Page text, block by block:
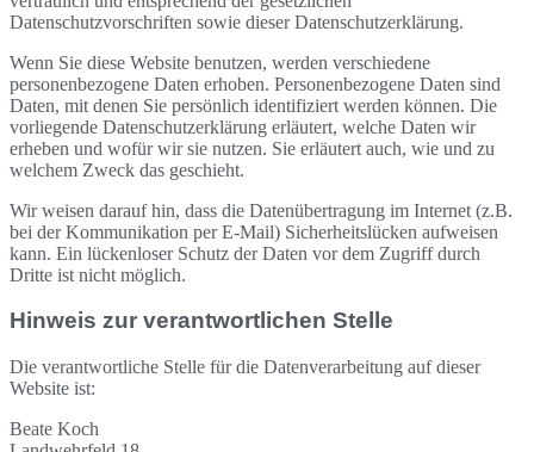
Datenschutzvorschriften sowie dieser Datenschutzerklärung.
Wenn Sie diese Website benutzen, werden verschiedene
personenbezogene Daten erhoben. Personenbezogene Daten sind
Daten, mit denen Sie persönlich identifiziert werden können. Die
vorliegende Datenschutzerklärung erläutert, welche Daten wir
erheben und wofür wir sie nutzen. Sie erläutert auch, wie und zu
welchem Zweck das geschieht.
Wir weisen darauf hin, dass die Datenübertragung im Internet (z.B.
bei der Kommunikation per E-Mail) Sicherheitslücken aufweisen
kann. Ein lückenloser Schutz der Daten vor dem Zugriff durch
Dritte ist nicht möglich.
Hinweis zur verantwortlichen Stelle
Die verantwortliche Stelle für die Datenverarbeitung auf dieser
Website ist:
Beate Koch